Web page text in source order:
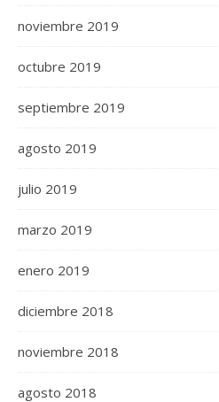
noviembre 2019
octubre 2019
septiembre 2019
agosto 2019
julio 2019
marzo 2019
enero 2019
diciembre 2018
noviembre 2018
agosto 2018